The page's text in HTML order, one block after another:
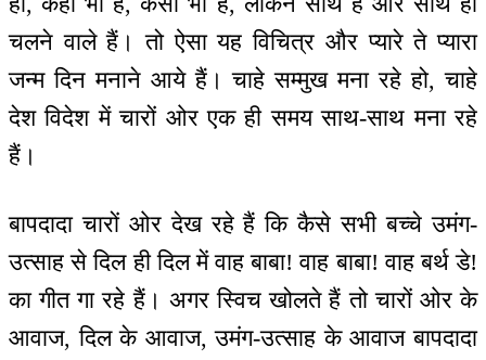
चलने वाले हैं। तो ऐसा यह विचित्र और प्यारे ते प्यारा
जन्म दिन मनाने आये हैं। चाहे सम्मुख मना रहे हो, चाहे
देश विदेश में चारों ओर एक ही समय साथ-साथ मना रहे
हैं।
बापदादा चारों ओर देख रहे हैं कि कैसे सभी बच्चे उमंग-
उत्साह से दिल ही दिल में वाह बाबा! वाह बाबा! वाह बर्थ डे!
का गीत गा रहे हैं। अगर स्विच खोलते हैं तो चारों ओर के
आवाज, दिल के आवाज, उमंग-उत्साह के आवाज बापदादा